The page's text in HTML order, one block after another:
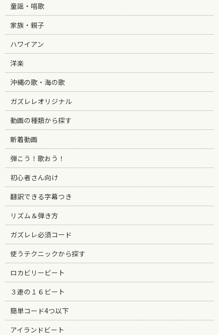
童謡・唱歌
家族・親子
ハワイアン
洋楽
沖縄の歌・海の歌
ガズレレオリジナル
動画の種類から探す
新着動画
弾こう！歌おう！
初心者さん向け
翻訳できる字幕つき
リズム＆弾き方
ガズレレ必須コード
使うテクニックから探す
ロカビリービート
３連の１６ビート
簡単コード4つ以下
アイランドビート